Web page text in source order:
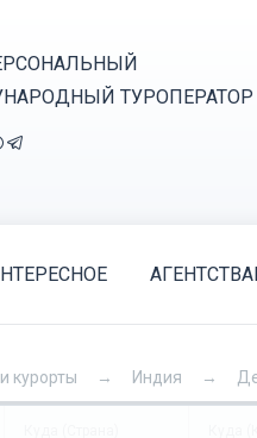
ТУРОПЕРАТОР
курорты Индия